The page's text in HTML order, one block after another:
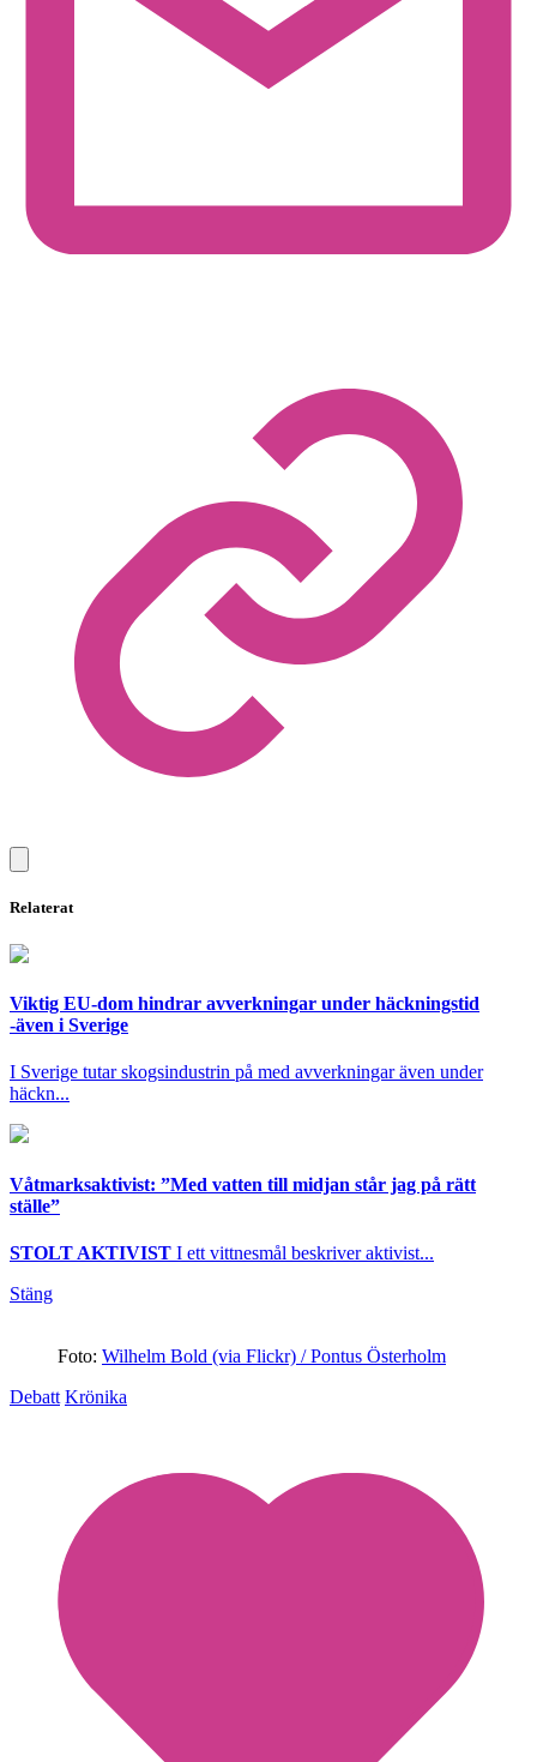
Relaterat
Viktig EU-dom hindrar avverkningar under häckningstid
-även i Sverige
I Sverige tutar skogsindustrin på med avverkningar även under
häckn...
Våtmarksaktivist: ”Med vatten till midjan står jag på rätt
ställe”
STOLT AKTIVIST I ett vittnesmål beskriver aktivist...
Stäng
Foto: Wilhelm Bold (via Flickr) / Pontus Österholm
Debatt Krönika